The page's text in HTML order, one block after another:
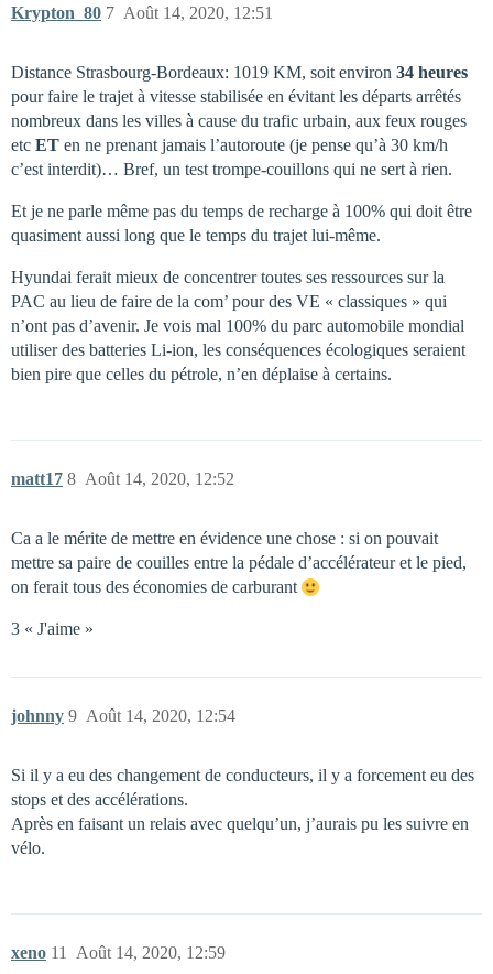
Krypton_80 Août 14, 2020, 12:51
7
Distance Strasbourg-Bordeaux: 1019 KM, soit environ 34 heures
pour faire le trajet à vitesse stabilisée en évitant les départs arrêtés
nombreux dans les villes à cause du trafic urbain, aux feux rouges
etc ET en ne prenant jamais l’autoroute (je pense qu’à 30 km/h
c’est interdit)… Bref, un test trompe-couillons qui ne sert à rien.
Et je ne parle même pas du temps de recharge à 100% qui doit être
quasiment aussi long que le temps du trajet lui-même.
Hyundai ferait mieux de concentrer toutes ses ressources sur la
PAC au lieu de faire de la com’ pour des VE « classiques » qui
n’ont pas d’avenir. Je vois mal 100% du parc automobile mondial
utiliser des batteries Li-ion, les conséquences écologiques seraient
bien pire que celles du pétrole, n’en déplaise à certains.
matt17 Août 14, 2020, 12:52
8
Ca a le mérite de mettre en évidence une chose : si on pouvait
mettre sa paire de couilles entre la pédale d’accélérateur et le pied,
on ferait tous des économies de carburant
3 « J'aime »
johnny Août 14, 2020, 12:54
9
Si il y a eu des changement de conducteurs, il y a forcement eu des
stops et des accélérations.
Après en faisant un relais avec quelqu’un, j’aurais pu les suivre en
vélo.
xeno Août 14, 2020, 12:59
11